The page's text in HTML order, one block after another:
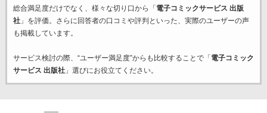
総合満足度だけでなく、様々な切り口から「 電子コミックサービス 出版
社」を評価。さらに回答者の口コミや評判といった、実際のユーザーの声
も掲載しています。
サービス検討の際、“ユーザー満足度”からも比較することで「 電子コミック
サービス 出版社」選びにお役立てください。